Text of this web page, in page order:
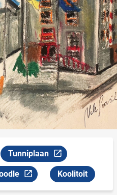
a new page
Tunniplaan
Link will open on a new page
page
will open on a new page
Koolitoit